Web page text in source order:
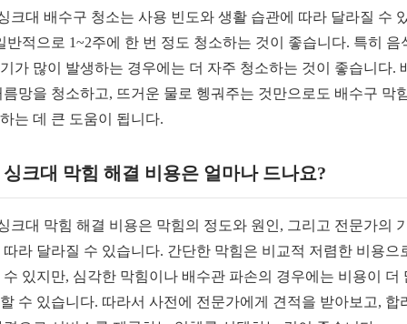
크대 배수구 청소는 사용 빈도와 생활 습관에 따라 달라질 수
반적으로 1~2주에 한 번 정도 청소하는 것이 좋습니다. 특히 음
가 많이 발생하는 경우에는 더 자주 청소하는 것이 좋습니다.
름망을 청소하고, 뜨거운 물로 헹궈주는 것만으로도 배수구 막
는 데 큰 도움이 됩니다.
싱크대 막힘 해결 비용은 얼마나 드나요?
크대 막힘 해결 비용은 막힘의 정도와 원인, 그리고 전문가의
따라 달라질 수 있습니다. 간단한 막힘은 비교적 저렴한 비용으
수 있지만, 심각한 막힘이나 배수관 파손의 경우에는 비용이 더
수 있습니다. 따라서 사전에 전문가에게 견적을 받아보고, 합